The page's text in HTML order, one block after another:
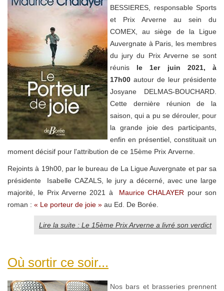
BESSIERES, responsable Sports
et Prix Arverne au sein du
COMEX, au siège de la Ligue
Auvergnate à Paris, les membres
du jury du Prix Arverne se sont
réunis le 1er juin 2021, à
17h00 autour de leur présidente
Josyane DELMAS-BOUCHARD.
Cette dernière réunion de la
saison , qui a pu se dérouler, pour
la grande joie des participants,
enfin en présentiel, constituait un
moment décisif pour l'attribution de ce 15ème Prix Arverne.
Rejointsà 19h00, par le bureau de La Ligue Auvergnate et par sa
présidente Isabelle CAZALS, le jury a décerné, avec une large
majorité, le Prix Arverne 2021 à Maurice CHALAYER pour son
roman : « Le porteur de joie » au Ed. De Borée.
Lire la suite : Le 15ème Prix Arverne a livré son verdict
Où sortir ce soir...
Nos bars et brasseries prennent